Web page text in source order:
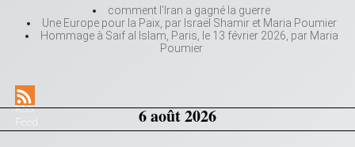
comment l’Iran a gagné la guerre
Une Europe pour la Paix, par Israël Shamir et Maria Poumier
Hommage à Saif al Islam, Paris, le 13 février 2026, par Maria
Poumier
RSS
6 août 2026